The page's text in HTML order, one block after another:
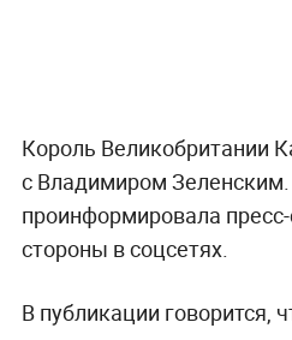
Король Великобритании
с Владимиром
проинформировала
стороны в соцсетях.
В публикации говорится,